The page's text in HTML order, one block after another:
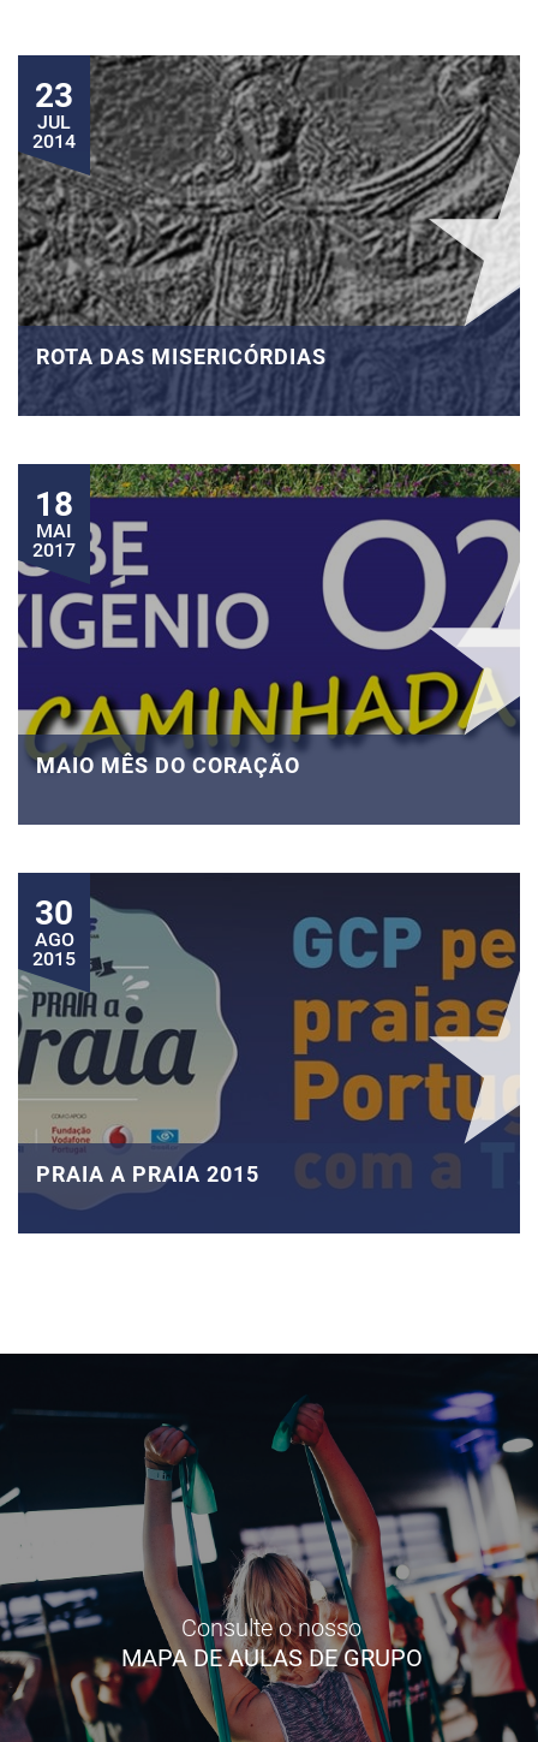
23
JUL
2014
ROTA DAS MISERICÓRDIAS
18
MAI
2017
MAIO MÊS DO CORAÇÃO
30
AGO
2015
PRAIA A PRAIA 2015
Consulte o nosso
MAPA DE AULAS DE GRUPO